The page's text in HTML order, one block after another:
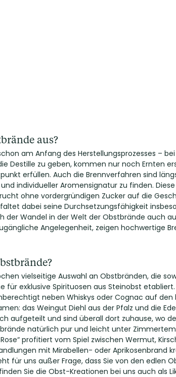
aus?
am Anfang des Herstellungsprozesses –
Destille zu geben, kommen nur noch Ernten
erfüllen. Auch die Brennverfahren sind
individueller Aromensignatur zu finden.
ohne vordergründigen Zucker auf die
dabei seine Durchsetzungsfähigkeit
Wandel in der Welt der Obstbrände auch
Angelegenheit, zeigen hochwertige
vielseitige Auswahl an Obstbränden, die
für exklusive Spirituosen aus Steinobst
neben Whiskys oder Cognac auf
das Weingut Diehl aus der Pfalz und die
aufgeteilt und sind überall dort zuhause, wo
natürlich pur und leicht unter
profitiert vom Spiel zwischen Wermut,
mit Mirabellen- oder Aprikosenbrand
für uns außer Frage, dass Sie von den
Sie die Obst-Kreationen bei uns auch als